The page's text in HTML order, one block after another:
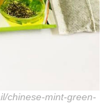
chinese-mint-green-